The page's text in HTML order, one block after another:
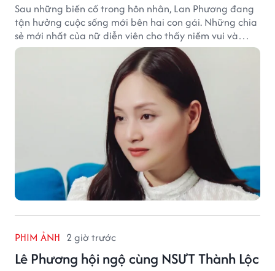
Sau những biến cố trong hôn nhân, Lan Phương đang
tận hưởng cuộc sống mới bên hai con gái. Những chia
sẻ mới nhất của nữ diễn viên cho thấy niềm vui và
hạnh phúc hiện tại đến từ những điều bình dị mỗi
PHIM ẢNH 2 giờ trước
Lê Phương hội ngộ cùng NSƯT Thành Lộc